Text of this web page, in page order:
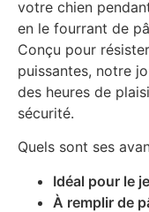
votre chien
en le fourrant de
Conçu pour
puissantes, notre
des heures de
sécurité.
Quels sont ses
Idéal pour le
À remplir de